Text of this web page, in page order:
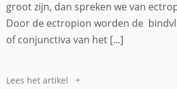
groot zijn, dan spreken we van
Door de ectropion worden de
of conjunctiva van het [...]
Lees het artikel